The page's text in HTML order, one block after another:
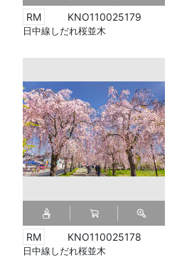
KNO110025179
日中線しだれ桜並木
KNO110025178
日中線しだれ桜並木